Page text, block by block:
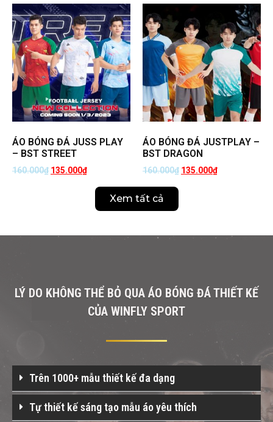
ÁO BÓNG ĐÁ JUSS PLAY
– BST STREET
160.000₫ 135.000₫
ÁO BÓNG ĐÁ JUSTPLAY –
BST DRAGON
160.000₫ 135.000₫
Xem tất cả
LÝ DO KHÔNG THỂ BỎ QUA ÁO BÓNG ĐÁ THIẾT KẾ
CỦA WINFLY SPORT
Trên 1000+ mẫu thiết kế đa dạng
Tự thiết kế sáng tạo mẫu áo yêu thích